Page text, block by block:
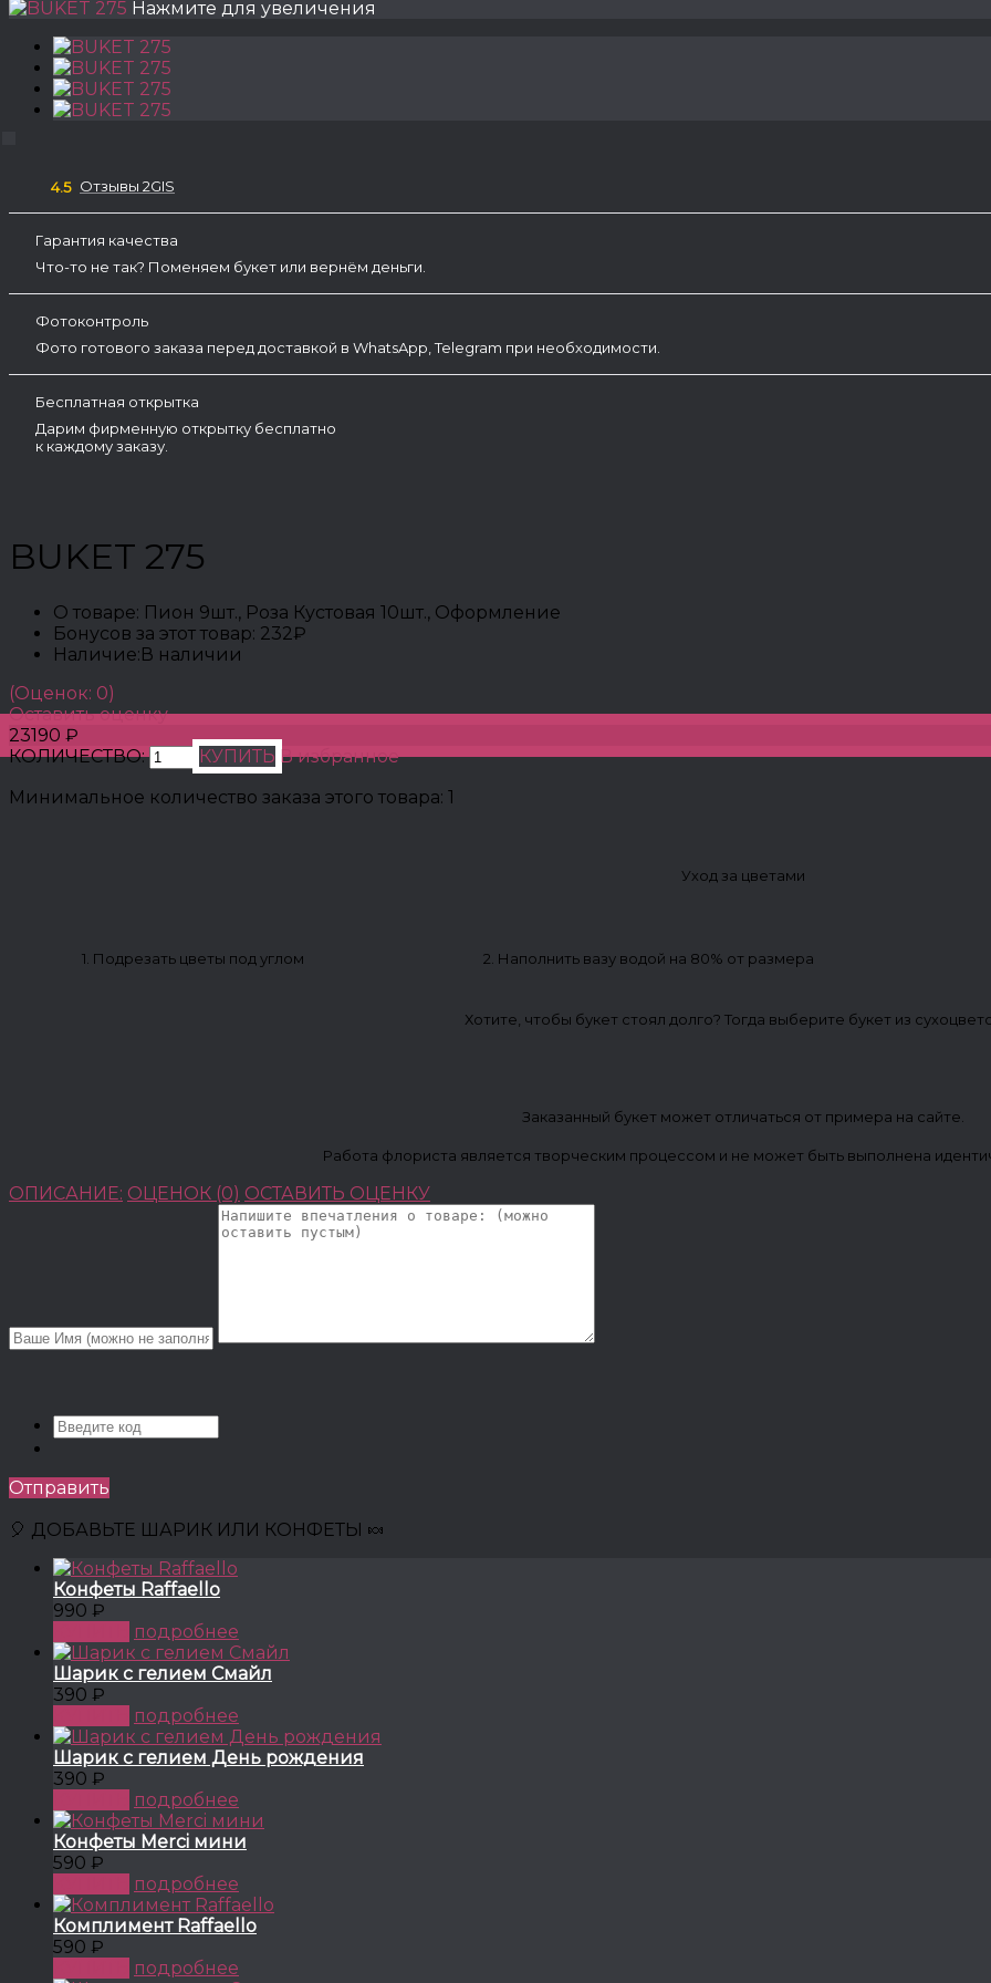
Нажмите для увеличения
4.5 Отзывы 2GIS
Гарантия качества
Что-то не так? Поменяем букет или вернём деньги.
Фотоконтроль
Фото готового заказа перед доставкой в WhatsApp, Telegram при необходимости.
Бесплатная открытка
Дарим фирменную открытку бесплатно
к каждому заказу.
BUKET 275
О товаре: Пион 9шт., Роза Кустовая 10шт., Оформление
Бонусов за этот товар: 232₽
Наличие:В наличии
(Оценок: 0)
Оставить оценку
23190 ₽
КОЛИЧЕСТВО:
КУПИТЬ В избранное
Минимальное количество заказа этого товара: 1
Уход за цветами
1. Подрезать цветы под углом 2. Наполнить вазу водой на 80% от размера
Хотите, чтобы букет стоял долго? Тогда выберите букет из
Заказанный букет может отличаться от примера на сайте.
Работа флориста является творческим процессом и не может быть выполнена
ОПИСАНИЕ: ОЦЕНОК (0) ОСТАВИТЬ ОЦЕНКУ
Отправить
🎈 ДОБАВЬТЕ ШАРИК ИЛИ КОНФЕТЫ 🍬
Конфеты Raffaello
990 ₽
подробнее
Шарик с гелием Смайл
390 ₽
подробнее
Шарик с гелием День рождения
390 ₽
подробнее
Конфеты Merci мини
590 ₽
подробнее
Комплимент Raffaello
590 ₽
подробнее